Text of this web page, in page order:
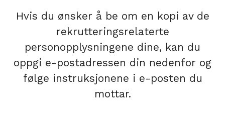
Hvis du ønsker å be om en kopi av de
rekrutteringsrelaterte
personopplysningene dine, kan du
oppgi e-postadressen din nedenfor og
følge instruksjonene i e-posten du
mottar.